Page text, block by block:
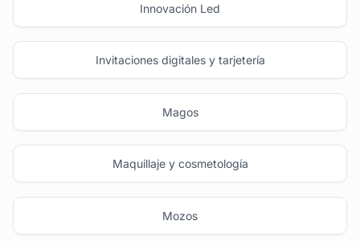
Innovación Led
Invitaciones digitales y tarjetería
Magos
Maquillaje y cosmetología
Mozos